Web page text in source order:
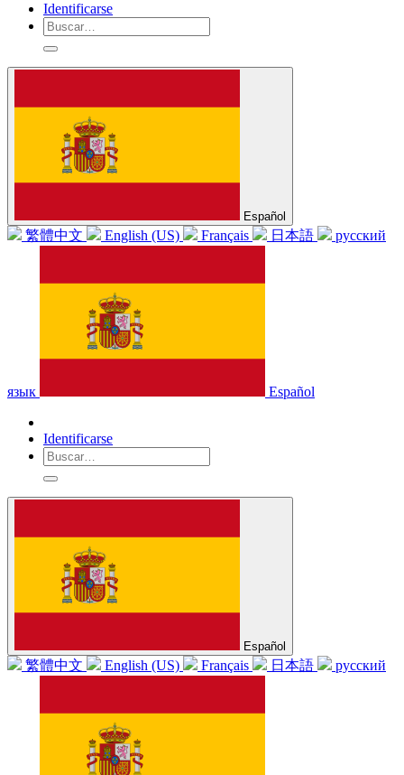
Identificarse
Español
繁體中文 English (US) Français 日本語 русский
язык Español
Identificarse
Español
繁體中文 English (US) Français 日本語 русский